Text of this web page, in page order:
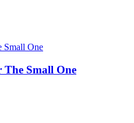
Small One